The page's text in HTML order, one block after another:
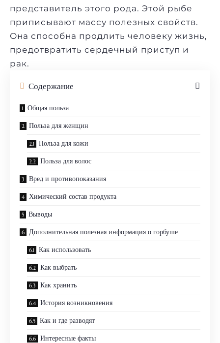
представитель этого рода. Этой рыбе
приписывают массу полезных свойств.
Она способна продлить человеку жизнь,
предотвратить сердечный приступ и
рак.
Содержание
Общая польза
Польза для женщин
Польза для кожи
Польза для волос
Вред и противопоказания
Химический состав продукта
Выводы
Дополнительная полезная информация о горбуше
Как использовать
Как выбрать
Как хранить
История возникновения
Как и где разводят
Интересные факты